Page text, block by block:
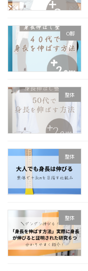
O脚
整体
整体
整体